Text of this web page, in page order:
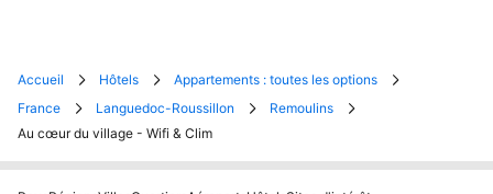
Accueil Hôtels
Appartements : toutes les options
France
Languedoc-Roussillon
Remoulins
Au cœur du village - Wifi & Clim